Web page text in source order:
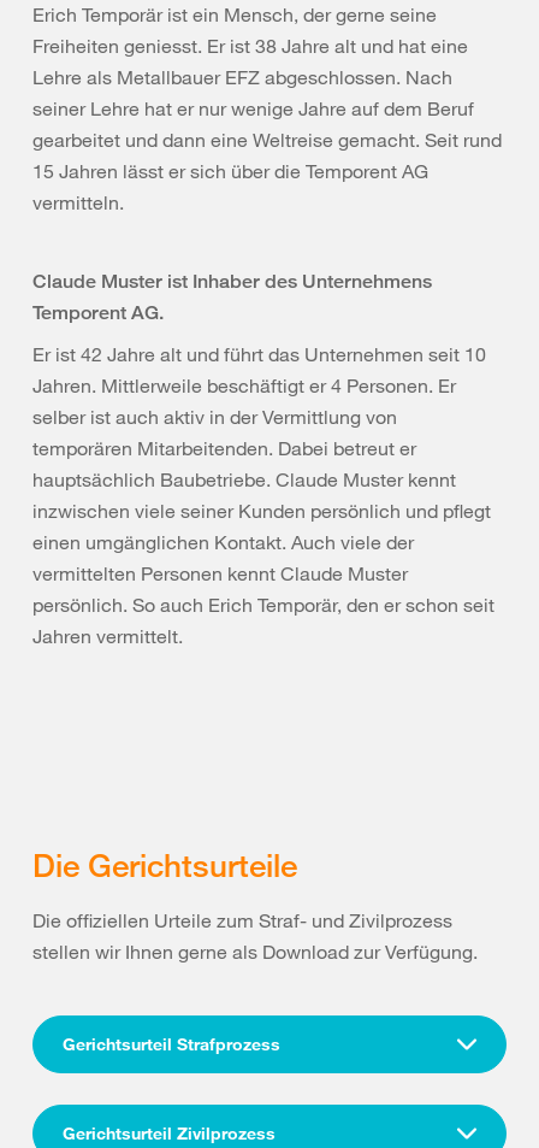
Erich Temporär ist ein Mensch, der gerne seine
Freiheiten geniesst. Er ist 38 Jahre alt und hat eine
Lehre als Metallbauer EFZ abgeschlossen. Nach
seiner Lehre hat er nur wenige Jahre auf dem Beruf
gearbeitet und dann eine Weltreise gemacht. Seit rund
15 Jahren lässt er sich über die Temporent AG
vermitteln.
Claude Muster ist Inhaber des Unternehmens
Temporent AG.
Er ist 42 Jahre alt und führt das Unternehmen seit 10
Jahren. Mittlerweile beschäftigt er 4 Personen. Er
selber ist auch aktiv in der Vermittlung von
temporären Mitarbeitenden. Dabei betreut er
hauptsächlich Baubetriebe. Claude Muster kennt
inzwischen viele seiner Kunden persönlich und pflegt
einen umgänglichen Kontakt. Auch viele der
vermittelten Personen kennt Claude Muster
persönlich. So auch Erich Temporär, den er schon seit
Jahren vermittelt.
Die Gerichtsurteile
Die offiziellen Urteile zum Straf- und Zivilprozess
stellen wir Ihnen gerne als Download zur Verfügung.
Gerichtsurteil Strafprozess
Gerichtsurteil Zivilprozess